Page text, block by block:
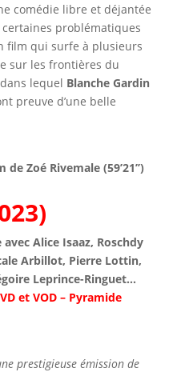
comédie libre et déjantée
problématiques
film qui surfe à plusieurs
sur les frontières du
lequel Blanche Gardin
preuve d’une belle
Zoé Rivemale (59’21’’)
Alice Isaaz, Roschdy
Arbillot, Pierre Lottin,
Leprince-Ringuet…
et VOD – Pyramide
prestigieuse émission de